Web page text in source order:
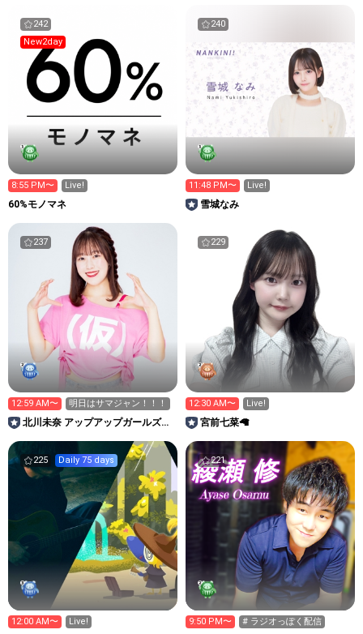
242
New2day
8:55 PM〜 Live!
60%モノマネ
240
11:48 PM〜 Live!
雪城なみ
237
12:59 AM〜 明日はサマジャン！！！
北川未奈 アップアップガールズ
229
12:30 AM〜 Live!
宮前七菜🦙
225 Daily 75 days
12:00 AM〜 Live!
221
9:50 PM〜 # ラジオっぽく配信